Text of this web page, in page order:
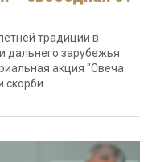
традиции в
дальнего зарубежья
акция "Свеча